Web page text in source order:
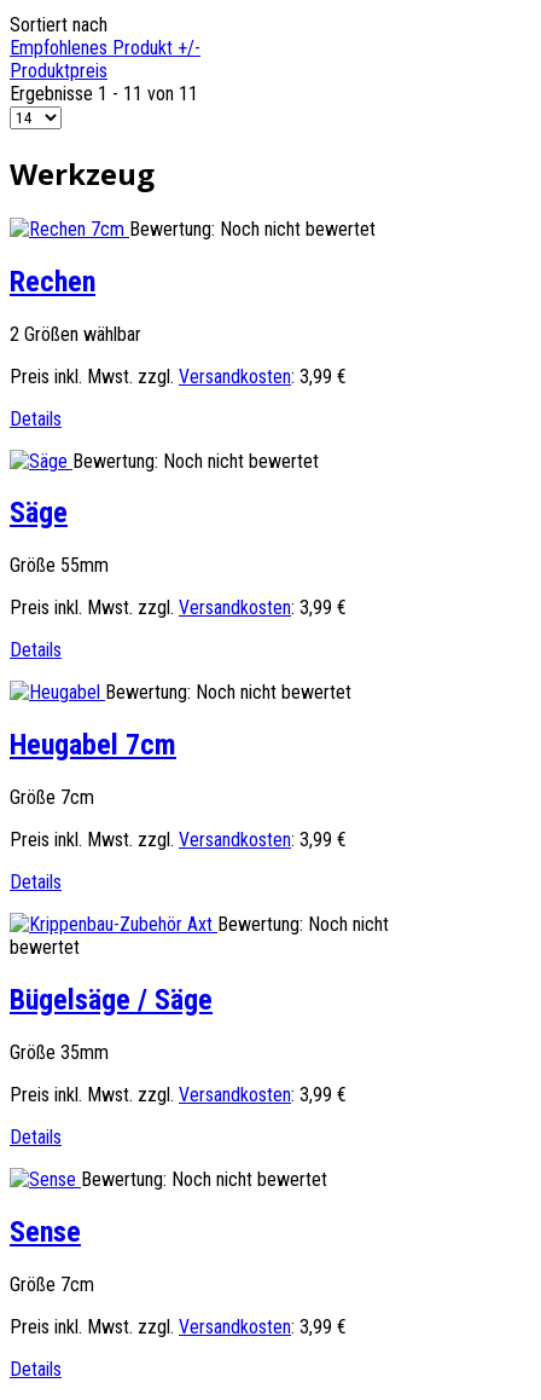
Sortiert nach
Empfohlenes Produkt +/-
Produktpreis
Ergebnisse 1 - 11 von 11
Werkzeug
Bewertung: Noch nicht bewertet
Rechen
2 Größen wählbar
Preis inkl. Mwst. zzgl. Versandkosten: 3,99 €
Details
Bewertung: Noch nicht bewertet
Säge
Größe 55mm
Preis inkl. Mwst. zzgl. Versandkosten: 3,99 €
Details
Bewertung: Noch nicht bewertet
Heugabel 7cm
Größe 7cm
Preis inkl. Mwst. zzgl. Versandkosten: 3,99 €
Details
Bewertung: Noch nicht
bewertet
Bügelsäge / Säge
Größe 35mm
Preis inkl. Mwst. zzgl. Versandkosten: 3,99 €
Details
Bewertung: Noch nicht bewertet
Sense
Größe 7cm
Preis inkl. Mwst. zzgl. Versandkosten: 3,99 €
Details